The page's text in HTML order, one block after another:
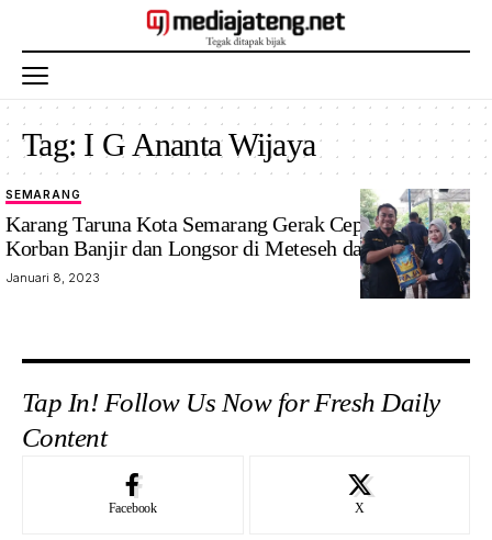
Tag: I G Ananta Wijaya
SEMARANG
Karang Taruna Kota Semarang Gerak Cepat Bantu
Korban Banjir dan Longsor di Meteseh dan Jabungan
Januari 8, 2023
Tap In! Follow Us Now for Fresh Daily
Content
Facebook X